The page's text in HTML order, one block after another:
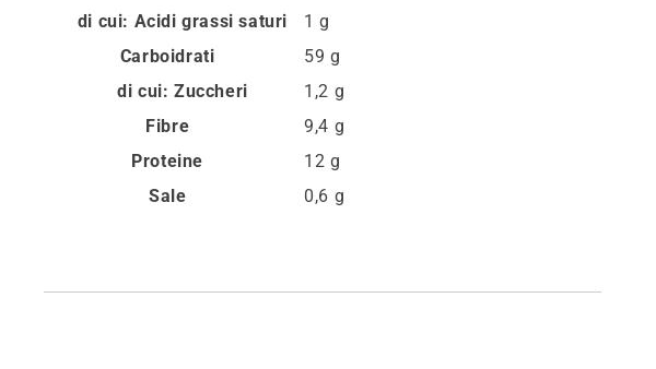
di cui: Acidi grassi saturi
1 g
Carboidrati
59 g
di cui: Zuccheri
1,2 g
Fibre
9,4 g
Proteine
12 g
Sale
0,6 g